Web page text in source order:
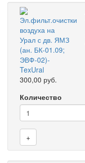
300,00 руб.
Количество
+